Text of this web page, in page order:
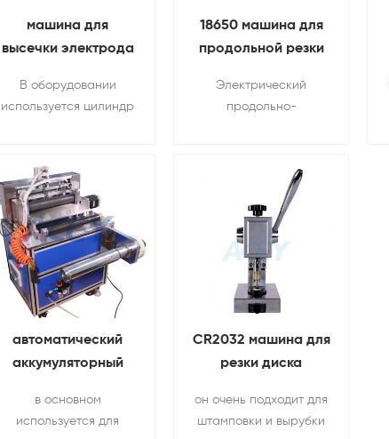
машина для
высечки электрода
батареи Для
В оборудовании
используется цилиндр
или спиральные
полюсные
наконечники, и могут
обеспечивать
различные формы
ножевых штампов
18650 машина для
продольной резки
цилиндрической
Электрический
продольно-
прецизионной резки
положительных и
отрицательных
пластин литий-ионных
аккумуляторов.
автоматический
аккумуляторный
в основном
используется для
CR2032 машина для
резки диска
батареи монет
он очень подходит для
штамповки и вырубки